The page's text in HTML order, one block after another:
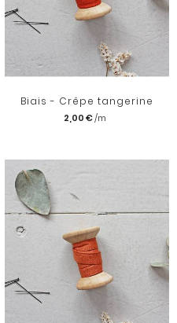
Biais - Crêpe tangerine
2,00 €